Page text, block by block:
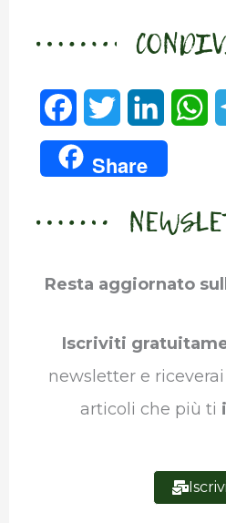
a
c
o
w
i
e
i
n
k
d
W
t
A
Share
Resta aggiornato
Iscriviti
newsletter e
articoli che più ti